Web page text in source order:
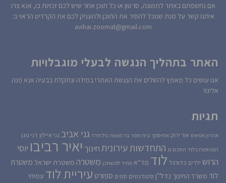
אם נחשפתם באתר לתמונה, סרטון או כל תוכן אחר שיש לכם זכויות בו, אנא צרו
איתנו קשר על מנת שנוכל להסיר את התוכן ולהעניק לכם את הקרדיט הראוי ב:
avihai.zoomat@gmail.com
האתר בתהליך הנגשה לבעלי מוגבלויות
אנו עושים כל מאמץ להשלים את הנגשת האתר! במידה ונתקלת בבעיה אנא פנה
אלינו!
תגיות
אהרון אטיאס אור ירוק אחיסמך בית ספר בר מצווה גיל חדד גני אביב גני איילון דני גונן
המהומות בלוד הסכם גג התחדשות עירוניתחינוך יאיר רביבו יוסי
הרוש ילדים כדורגל לוד מד''א מחיר למשתכן משטרה משטרת ישראל משטרת
לוד משרד החינוך נדל''ן סטודנטים סמים ספורט עיריית לוד עמיחי